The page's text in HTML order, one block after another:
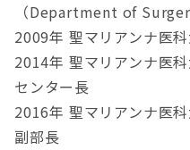
（Department of
2009年 聖マリアンナ医
2014年 聖マリアンナ医
センター長
2016年 聖マリアンナ医
副部長